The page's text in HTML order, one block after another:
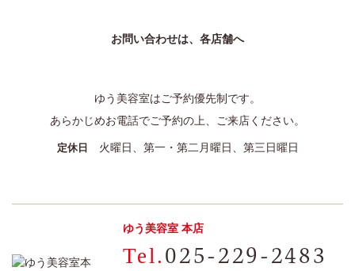
お問い合わせは、各店舗へ
ゆう美容室はご予約優先制です。
あらかじめお電話でご予約の上、ご来店ください。
定休日 火曜日、第一・第二月曜日、第三日曜日
ゆう美容室 本店
025-229-2483